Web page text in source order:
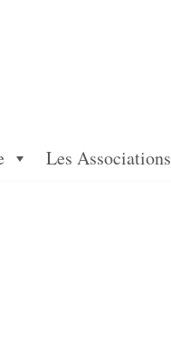
Les Associations